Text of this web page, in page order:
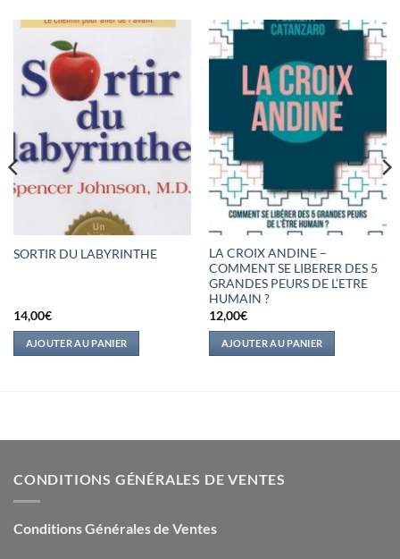
SORTIR DU LABYRINTHE
14,00€
AJOUTER AU PANIER
LA CROIX ANDINE –
COMMENT SE LIBERER DES 5
GRANDES PEURS DE L’ETRE
HUMAIN ?
12,00€
AJOUTER AU PANIER
CONDITIONS GÉNÉRALES DE VENTES
Conditions Générales de Ventes